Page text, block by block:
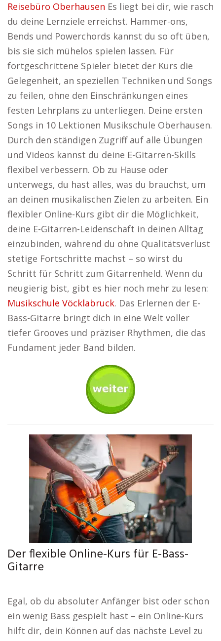
Reisebüro Oberhausen Es liegt bei dir, wie rasch
du deine Lernziele erreichst. Hammer-ons,
Bends und Powerchords kannst du so oft üben,
bis sie sich mühelos spielen lassen. Für
fortgeschrittene Spieler bietet der Kurs die
Gelegenheit, an speziellen Techniken und Songs
zu feilen, ohne den Einschränkungen eines
festen Lehrplans zu unterliegen. Deine ersten
Songs in 10 Lektionen Musikschule Oberhausen.
Durch den ständigen Zugriff auf alle Übungen
und Videos kannst du deine E-Gitarren-Skills
flexibel verbessern. Ob zu Hause oder
unterwegs, du hast alles, was du brauchst, um
an deinen musikalischen Zielen zu arbeiten. Ein
flexibler Online-Kurs gibt dir die Möglichkeit,
deine E-Gitarren-Leidenschaft in deinen Alltag
einzubinden, während du ohne Qualitätsverlust
stetige Fortschritte machst – so wirst du
Schritt für Schritt zum Gitarrenheld. Wenn du
neugierig bist, gibt es hier noch mehr zu lesen:
Musikschule Vöcklabruck. Das Erlernen der E-
Bass-Gitarre bringt dich in eine Welt voller
tiefer Grooves und präziser Rhythmen, die das
Fundament jeder Band bilden.
Der flexible Online-Kurs für E-Bass-
Gitarre
Egal, ob du absoluter Anfänger bist oder schon
ein wenig Bass gespielt hast – ein Online-Kurs
hilft dir, dein Können auf das nächste Level zu